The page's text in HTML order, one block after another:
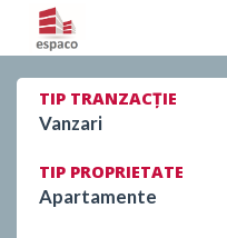
TIP TRANZACȚIE
Vanzari
TIP PROPRIETATE
Apartamente